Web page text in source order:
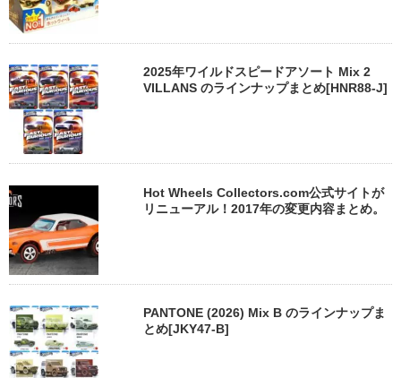
2025年ワイルドスピードアソート Mix 2
VILLANS のラインナップまとめ[HNR88-J]
Hot Wheels Collectors.com公式サイトが
リニューアル！2017年の変更内容まとめ。
PANTONE (2026) Mix B のラインナップま
とめ[JKY47-B]